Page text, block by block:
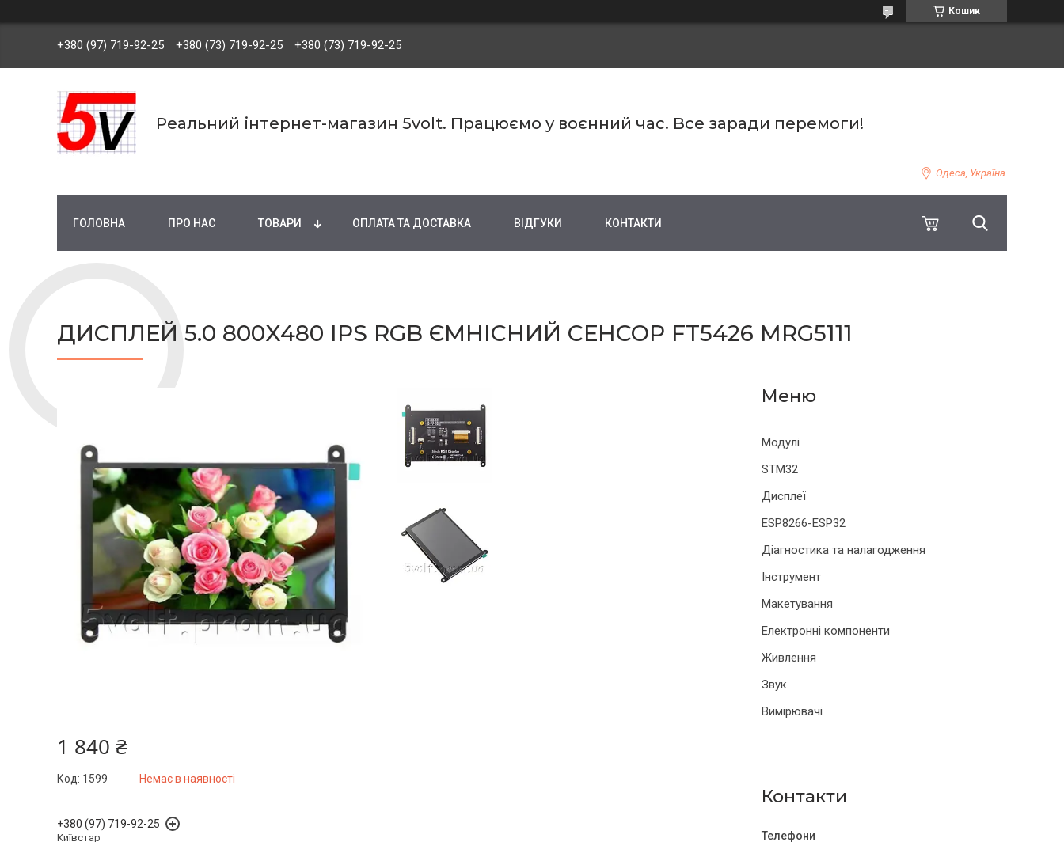
Кошик
+380 (97) 719-92-25 +380 (73) 719-92-25 +380 (73) 719-92-25
Реальний інтернет-магазин 5volt. Працюємо у воєнний час. Все заради перемоги!
Одеса, Україна
ГОЛОВНА ПРО НАС ТОВАРИ ОПЛАТА ТА ДОСТАВКА ВІДГУКИ КОНТАКТИ
ДИСПЛЕЙ 5.0 800X480 IPS RGB ЄМНІСНИЙ СЕНСОР FT5426 MRG5111
Модулі
STM32
Дисплеї
ESP8266-ESP32
Діагностика та налагодження
Інструмент
Макетування
Електронні компоненти
Живлення
Звук
Вимірювачі
Контакти
1 840 ₴
Немає в наявності
Код: 1599
+380 (97) 719-92-25
Київстар